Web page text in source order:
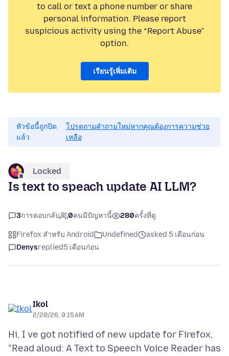
to call or text a phone number or share
personal information. Please report
suspicious activity using the “Report Abuse”
option.
เรียนรู้เพิ่มเติม
หัวข้อนี้ถูกปิด
แล้ว
โปรดถามคำถามใหม่หากคุณต้องการความช่วย
เหลือ
Locked
Is text to speach update AI LLM?
3การตอบกลับ 0คนมีปัญหานี้ 280ครั้งที่ดู
Firefox สำหรับ Android Undefined
asked 5 เดือนก่อน
Denysreplied5 เดือนก่อน
Ikol
2/20/26, 9:15 AM
Hi, I ve got notified of new update for Firefox,
"Read aloud: A Text to Speech Voice Reader has